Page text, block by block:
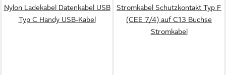
Nylon Ladekabel Datenkabel USB
Typ C Handy USB-Kabel
Stromkabel Schutzkontakt Typ F
(CEE 7/4) auf C13 Buchse
Stromkabel